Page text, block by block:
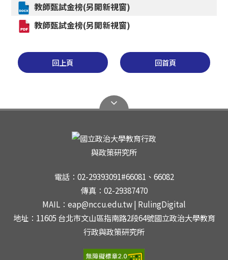
教師甄試金榜(另開新視窗)
教師甄試金榜(另開新視窗)
回上頁 回首頁
電話：02-29393091#66081、66082
傳真：02-29387470
MAIL：eap@nccu.edu.tw | RulingDigital
地址：11605 台北市文山區指南路2段64號國立政治大學教育
行政與政策研究所